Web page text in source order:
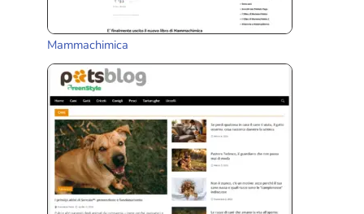
Mammachimica